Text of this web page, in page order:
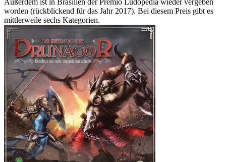
Außerdem ist in Brasilien der Prêmio Ludopedia wieder vergeben
worden (rückblickend für das Jahr 2017). Bei diesem Preis gibt es
mittlerweile sechs Kategorien.